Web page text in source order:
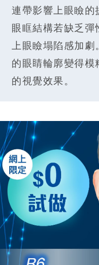
連帶影響上眼瞼的
眼眶結構若缺乏
上眼瞼塌陷感加劇
的眼睛輪廓變得模
的視覺效果。